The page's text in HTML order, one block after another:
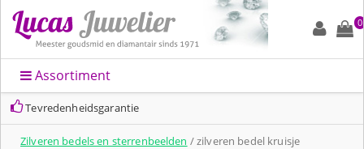
0
Assortiment
Tevredenheidsgarantie
Zilveren bedels en sterrenbeelden / zilveren bedel kruisje